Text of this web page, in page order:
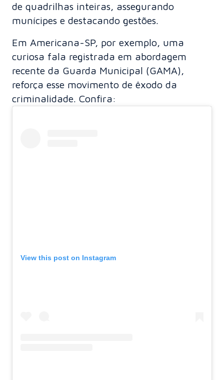
de quadrilhas inteiras, assegurando
munícipes e destacando gestões.
Em Americana-SP, por exemplo, uma
curiosa fala registrada em abordagem
recente da Guarda Municipal (GAMA),
reforça esse movimento de êxodo da
criminalidade. Confira:
View this post on Instagram